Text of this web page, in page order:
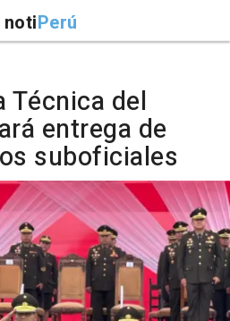
notiPerú
Técnica del
entrega de
suboficiales